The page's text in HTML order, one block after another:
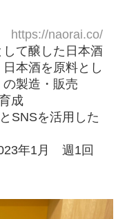
https://naorai.co/
て醸した日本酒
本酒を原料とし
製造・販売
成
SNSを活用した
年1月 週1回